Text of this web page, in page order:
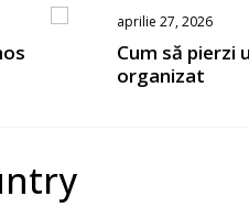
aprilie 27, 2026
Cum să pierzi
organizat